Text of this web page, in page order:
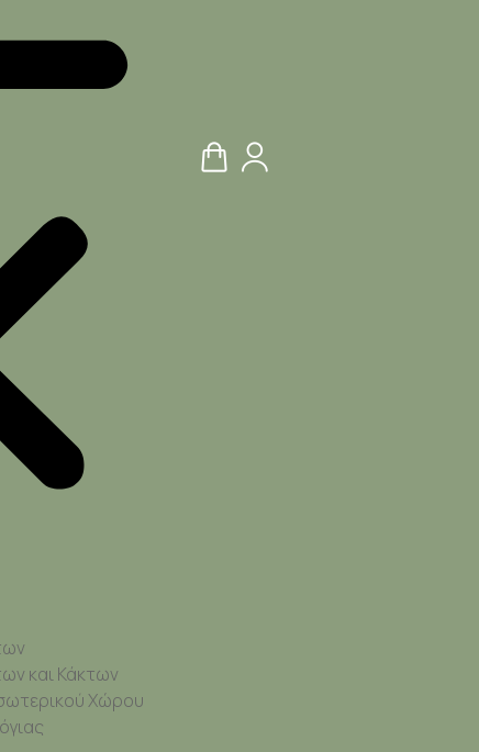
και Κάκτων
Χώρου